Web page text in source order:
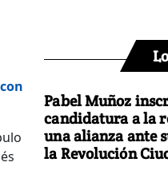
Pabel Muñoz
candidatura a la
una alianza ante
la Revolución